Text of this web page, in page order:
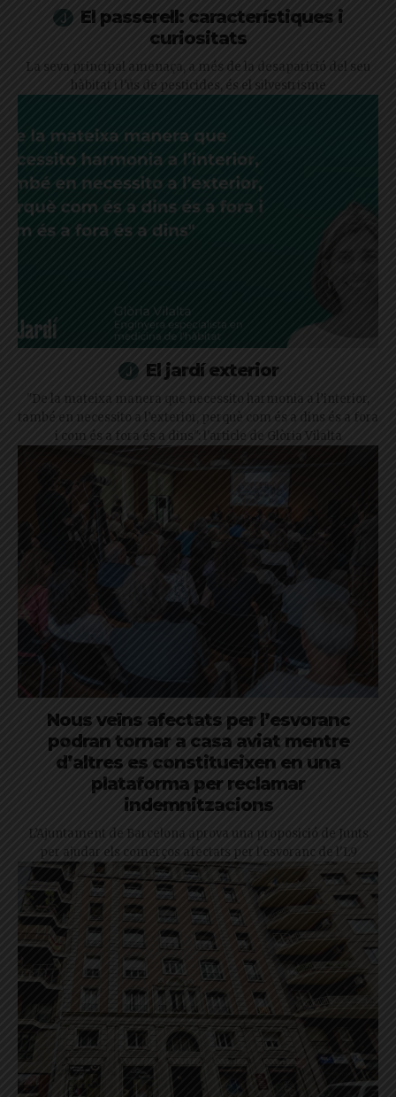
El passerell: característiques i
curiositats
La seva principal amenaça, a més de la desaparició del seu
hàbitat i l'ús de pesticides, és el silvestrisme
El jardí exterior
"De la mateixa manera que necessito harmonia a l’interior,
també en necessito a l’exterior, perquè com és a dins és a fora
i com és a fora és a dins": l'article de Glòria Vilalta
Nous veïns afectats per l’esvoranc
podran tornar a casa aviat mentre
d’altres es constitueixen en una
plataforma per reclamar
indemnitzacions
L’Ajuntament de Barcelona aprova una proposició de Junts
per ajudar els comerços afectats per l'esvoranc de l'L9